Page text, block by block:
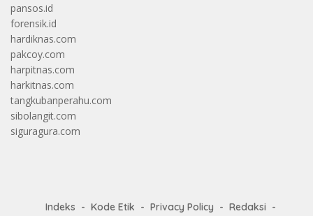
pansos.id
forensik.id
hardiknas.com
pakcoy.com
harpitnas.com
harkitnas.com
tangkubanperahu.com
sibolangit.com
siguragura.com
Indeks Kode Etik Privacy Policy
Redaksi